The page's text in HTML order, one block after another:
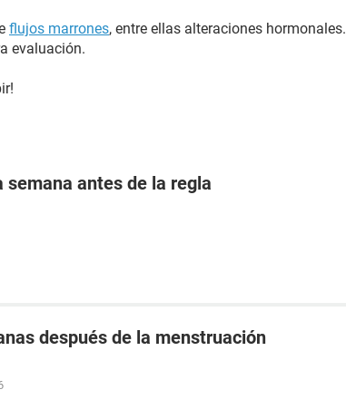
flujos marrones, entre ellas alteraciones hormonales.
evaluación.
semana antes de la regla
después de la menstruación